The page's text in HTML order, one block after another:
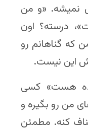
نمیشه. «و من
درسته؟ اون
که گناهانم رو
این نیست.
هست» کسی
من رو بگیره و
کنه. مطمئن